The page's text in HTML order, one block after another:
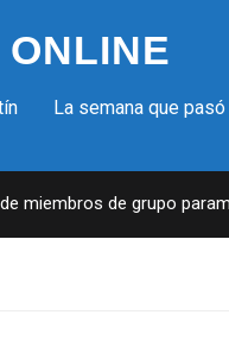
La semana que pasó
de grupo paramilitar